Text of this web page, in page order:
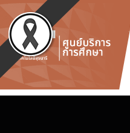
S
c
ศูนย์บริการการศึกษา มหาวิทยาลัย